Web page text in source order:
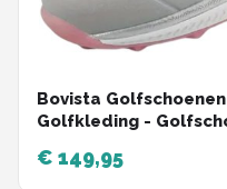
Bovista
Golfkleding -
- Golfen - Grijs &
€ 149,95